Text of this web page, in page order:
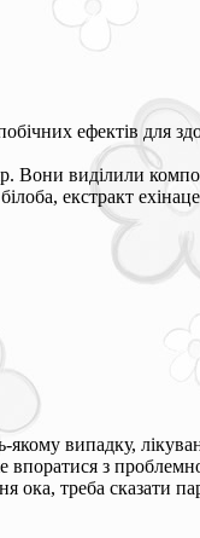
ефектів для
Вони виділили
екстракт
випадку,
з
ока, треба сказати